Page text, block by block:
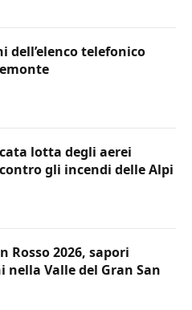
dell’elenco telefonico
lotta degli aerei
gli incendi delle Alpi
Rosso 2026, sapori
nella Valle del Gran San